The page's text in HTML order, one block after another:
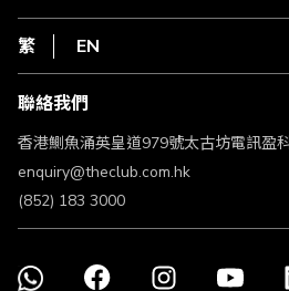
HKT
私隱聲明
使用條款
條款及細則
不歧視及不騷擾聲明
認可牌照及通告
繁 EN
聯絡我們
香港鰂魚涌英皇道979號太古坊電訊盈
enquiry@theclub.com.hk
(852) 183 3000